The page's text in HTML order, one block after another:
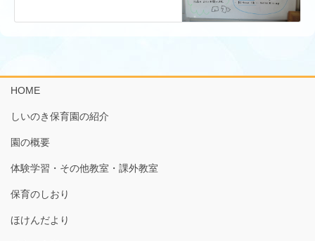
HOME
しいのき保育園の紹介
園の概要
体験学習・その他教室・課外教室
保育のしおり
ほけんだより